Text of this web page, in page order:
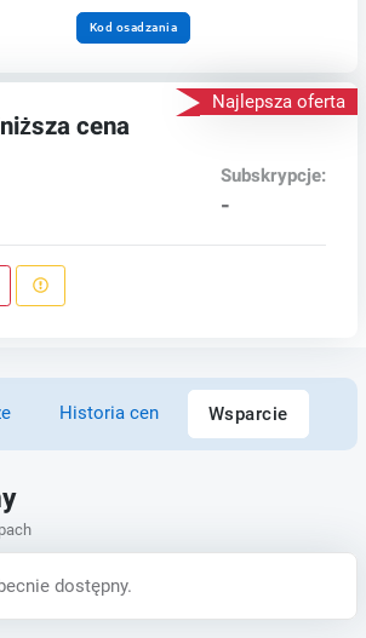
Kod osadzania
Najlepsza oferta
cena
Subskrypcje:
-
Historia cen Wsparcie
dostępny.